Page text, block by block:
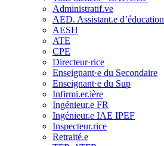
Administratif.ve
AED. Assistant.e d’éducation
AESH
ATE
CPE
Directeur·rice
Enseignant·e du Secondaire
Enseignant·e du Sup
Infirmi.er.ière
Ingénieur.e FR
Ingénieur.e IAE IPEF
Inspecteur.rice
Retraité.e